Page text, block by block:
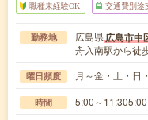
職種未経験OK 交通費別途
勤務地 広島県広島市中
舟入南駅から徒
曜日頻度 月～金・土・
時間 5:00～